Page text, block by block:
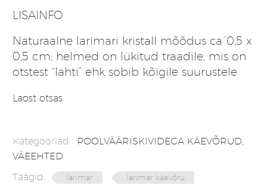
LISAINFO
Naturaalne larimari kristall mõõdus ca´0,5 x
0,5 cm; helmed on lükitud traadile, mis on
otstest “lahti” ehk sobib kõigile suurustele
Laost otsas
Kategooriad: POOLVÄÄRISKIVIDEGA KÄEVÕRUD,
VÄEEHTED
Täägid:
larimar larimar käevõru